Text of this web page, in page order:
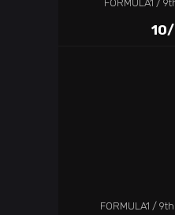
FORMULA1
FORMULA1